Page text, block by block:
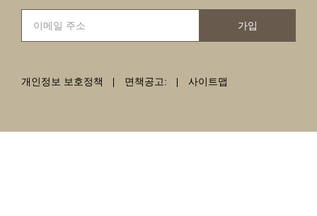
가입
개인정보 보호정책 면책공고: 사이트맵